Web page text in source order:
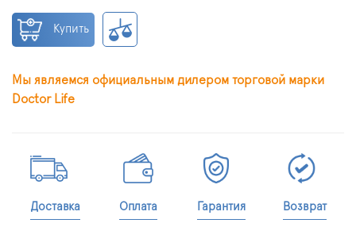
Купить
Мы являемся официальным дилером торговой марки
Doctor Life
Доставка Оплата Гарантия Возврат